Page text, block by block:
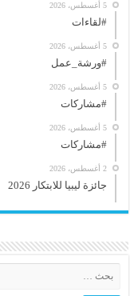
5 أغسطس، 2026
#لقاءات
5 أغسطس، 2026
#ورشة_عمل
5 أغسطس، 2026
#مشاركات
5 أغسطس، 2026
#مشاركات
2 أغسطس، 2026
جائزة ليبيا للابتكار 2026